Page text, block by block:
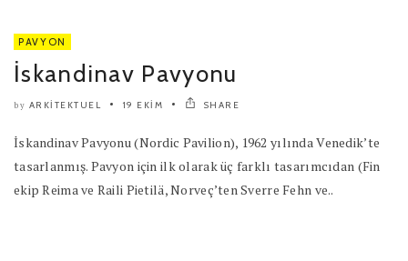
PAVYON
İskandinav Pavyonu
by ARKITEKTUEL 19 EKIM SHARE
İskandinav Pavyonu (Nordic Pavilion), 1962 yılında Venedik’te
tasarlanmış. Pavyon için ilk olarak üç farklı tasarımcıdan (Fin
ekip Reima ve Raili Pietilä, Norveç’ten Sverre Fehn ve..